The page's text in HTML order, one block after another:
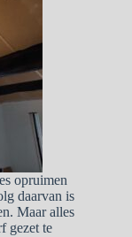
opruimen
daarvan is
Maar alles
gezet te